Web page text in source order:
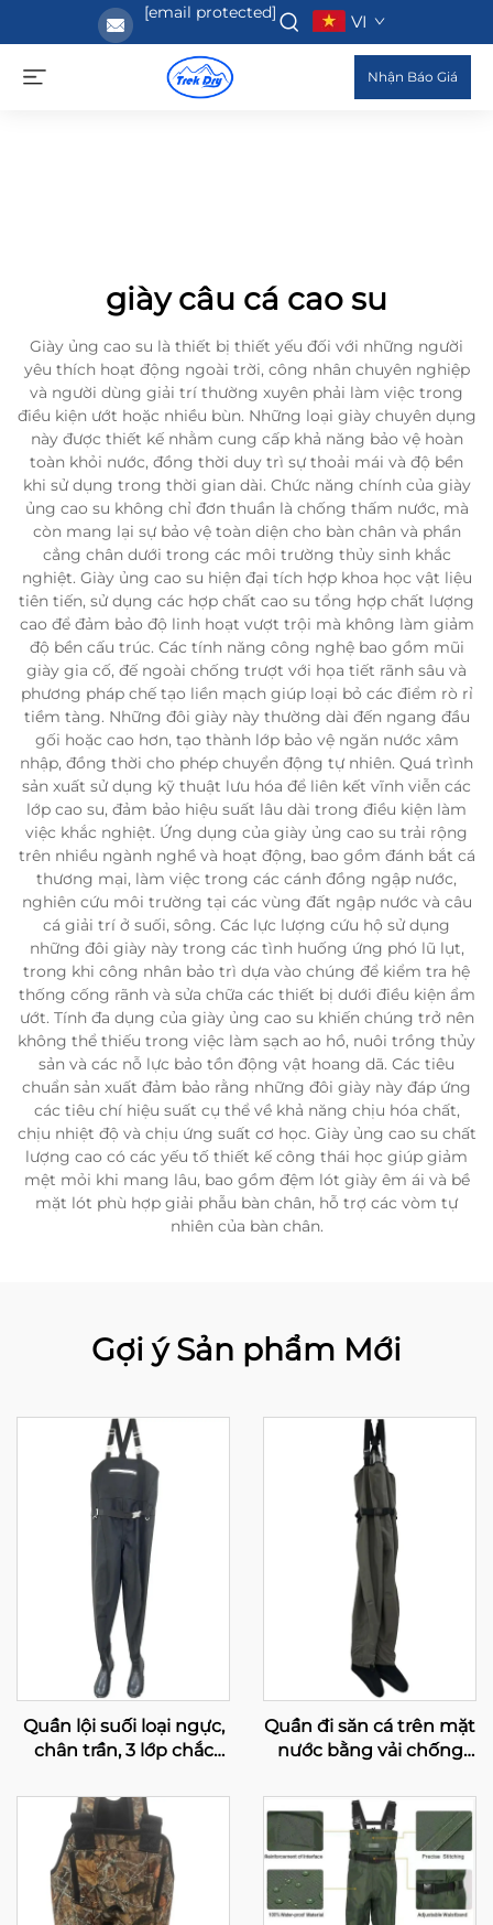
[email protected] VI
Nhận Báo Giá
giày câu cá cao su
Giày ủng cao su là thiết bị thiết yếu đối với những người
yêu thích hoạt động ngoài trời, công nhân chuyên nghiệp
và người dùng giải trí thường xuyên phải làm việc trong
điều kiện ướt hoặc nhiều bùn. Những loại giày chuyên dụng
này được thiết kế nhằm cung cấp khả năng bảo vệ hoàn
toàn khỏi nước, đồng thời duy trì sự thoải mái và độ bền
khi sử dụng trong thời gian dài. Chức năng chính của giày
ủng cao su không chỉ đơn thuần là chống thấm nước, mà
còn mang lại sự bảo vệ toàn diện cho bàn chân và phần
cẳng chân dưới trong các môi trường thủy sinh khắc
nghiệt. Giày ủng cao su hiện đại tích hợp khoa học vật liệu
tiên tiến, sử dụng các hợp chất cao su tổng hợp chất lượng
cao để đảm bảo độ linh hoạt vượt trội mà không làm giảm
độ bền cấu trúc. Các tính năng công nghệ bao gồm mũi
giày gia cố, đế ngoài chống trượt với họa tiết rãnh sâu và
phương pháp chế tạo liền mạch giúp loại bỏ các điểm rò rỉ
tiềm tàng. Những đôi giày này thường dài đến ngang đầu
gối hoặc cao hơn, tạo thành lớp bảo vệ ngăn nước xâm
nhập, đồng thời cho phép chuyển động tự nhiên. Quá trình
sản xuất sử dụng kỹ thuật lưu hóa để liên kết vĩnh viễn các
lớp cao su, đảm bảo hiệu suất lâu dài trong điều kiện làm
việc khắc nghiệt. Ứng dụng của giày ủng cao su trải rộng
trên nhiều ngành nghề và hoạt động, bao gồm đánh bắt cá
thương mại, làm việc trong các cánh đồng ngập nước,
nghiên cứu môi trường tại các vùng đất ngập nước và câu
cá giải trí ở suối, sông. Các lực lượng cứu hộ sử dụng
những đôi giày này trong các tình huống ứng phó lũ lụt,
trong khi công nhân bảo trì dựa vào chúng để kiểm tra hệ
thống cống rãnh và sửa chữa các thiết bị dưới điều kiện ẩm
ướt. Tính đa dụng của giày ủng cao su khiến chúng trở nên
không thể thiếu trong việc làm sạch ao hồ, nuôi trồng thủy
sản và các nỗ lực bảo tồn động vật hoang dã. Các tiêu
chuẩn sản xuất đảm bảo rằng những đôi giày này đáp ứng
các tiêu chí hiệu suất cụ thể về khả năng chịu hóa chất,
chịu nhiệt độ và chịu ứng suất cơ học. Giày ủng cao su chất
lượng cao có các yếu tố thiết kế công thái học giúp giảm
mệt mỏi khi mang lâu, bao gồm đệm lót giày êm ái và bề
mặt lót phù hợp giải phẫu bàn chân, hỗ trợ các vòm tự
nhiên của bàn chân.
Gợi ý Sản phẩm Mới
Quần lội suối loại ngực,
chân trần, 3 lớp chắc
nhiệt, dùng cho câu cá
và săn bắn ở nam giới
Quần đi săn cá trên mặt
nước bằng vải chống
tất liền, dùng cho sông